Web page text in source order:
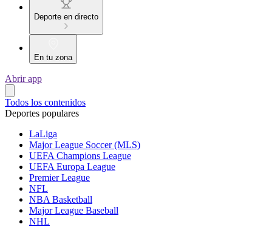
Deporte en directo
En tu zona
Abrir app
Todos los contenidos
Deportes populares
LaLiga
Major League Soccer (MLS)
UEFA Champions League
UEFA Europa League
Premier League
NFL
NBA Basketball
Major League Baseball
NHL